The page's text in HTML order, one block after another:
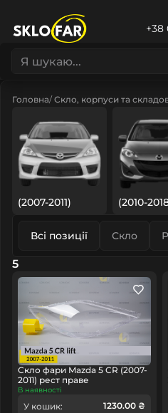
+38
Головна Скло, корпуси та
(2007-2011) (2010-
Всі позиції Скло
5
Скло фари Mazda 5 CR (2007-
2011) рест праве
В наявності
У кошик: 1230.00 ₴